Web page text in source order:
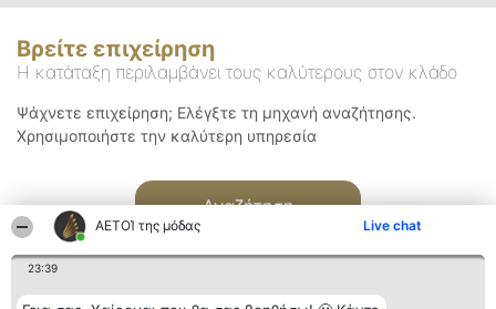
ΑΕΤΟΊ της μόδας Live chat
23:39
Βρείτε επιχείρηση
Η κατάταξη περιλαμβάνει τους καλύτερους στον κλάδο
Ψάχνετε επιχείρηση; Ελέγξτε τη μηχανή αναζήτησης.
Χρησιμοποιήστε την καλύτερη υπηρεσία
Αναζήτηση